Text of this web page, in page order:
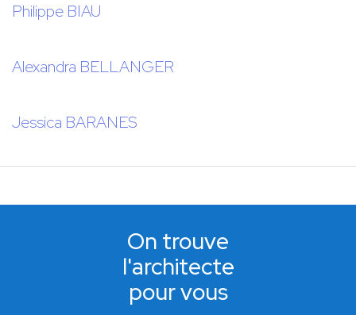
Philippe BIAU
Alexandra BELLANGER
Jessica BARANES
On trouve
l'architecte
pour vous